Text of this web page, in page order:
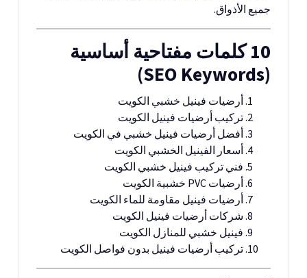
جميع الأذواق.
10 كلمات مفتاحية أساسية
(SEO Keywords)
أرضيات فينيل خشبي الكويت
تركيب أرضيات فينيل الكويت
أفضل أرضيات فينيل خشبي في الكويت
أسعار الفينيل الخشبي الكويت
فني تركيب فينيل خشبي الكويت
أرضيات PVC خشبية الكويت
أرضيات فينيل مقاومة للماء الكويت
شركات أرضيات فينيل الكويت
فينيل خشبي للمنازل الكويت
تركيب أرضيات فينيل بدون فواصل الكويت